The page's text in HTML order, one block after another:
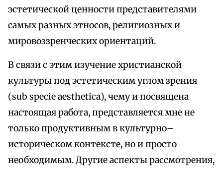
эстетической ценности представителями
самых разных этносов, религиозных и
мировоззренческих ориентаций.
В связи с этим изучение христианской
культуры под эстетическим углом зрения
(sub specie aesthetica), чему и посвящена
настоящая работа, представляется мне не
только продуктивным в культурно–
историческом контексте, но и просто
необходимым. Другие аспекты рассмотрения,